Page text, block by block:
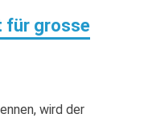
für grosse
wird der